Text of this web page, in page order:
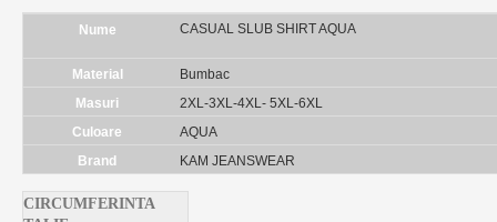
Nume CASUAL SLUB SHIRT AQUA
Material
Bumbac
Masuri
2XL-3XL-4XL- 5XL-6XL
Culoare
AQUA
Brand
KAM JEANSWEAR
CIRCUMFERINTA